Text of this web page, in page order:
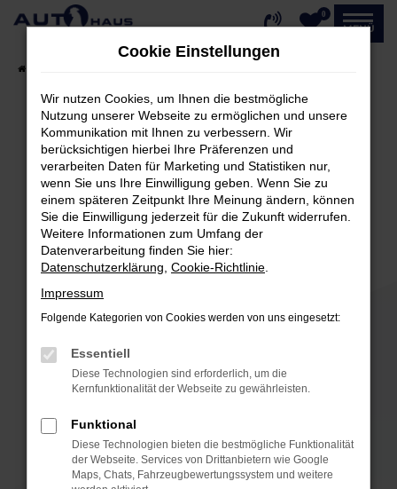
Zum
0
MENÜ
Fehler: Network Error
Beim Laden ist ein Fehler aufgetreten.
Hier sind ein paar Tipps, die dir helfen können:
Überprüfe deine Firewall und deine
Internetverbindung.
Laden andere Webseiten, zum Beispiel deine
Suchmaschine?
Prüfe deine Browsererweiterungen.
können das Laden bestimmter Seiten
verhindern. Funktioniert die Seite in einem
anderen Browser oder in einem privaten
Fenster?
Starte dein Gerät neu.
Das kann manchmal helfen, vorübergehende
Probleme zu beheben.
Cookie Einstellungen
Wir nutzen Cookies, um Ihnen die bestmögliche
Nutzung unserer Webseite zu ermöglichen und unsere
Kommunikation mit Ihnen zu verbessern. Wir
berücksichtigen hierbei Ihre Präferenzen und
verarbeiten Daten für Marketing und Statistiken nur,
wenn Sie uns Ihre Einwilligung geben. Wenn Sie zu
einem späteren Zeitpunkt Ihre Meinung ändern, können
Sie die Einwilligung jederzeit für die Zukunft widerrufen.
Weitere Informationen zum Umfang der
Datenverarbeitung finden Sie hier:
Datenschutzerklärung Cookie-Richtlinie
Impressum
Folgende Kategorien von Cookies werden von uns eingesetzt:
Essentiell
Diese Technologien sind erforderlich, um die
Kernfunktionalität der Webseite zu gewährleisten.
Funktional
Diese Technologien bieten die bestmögliche Funktionalität
der Webseite. Services von Drittanbietern wie Google
Maps, Chats, Fahrzeugbewertungssystem und weitere